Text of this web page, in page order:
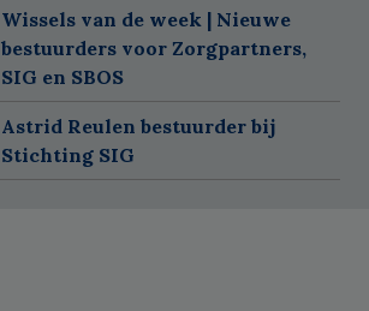
Wissels van de week | Nieuwe
bestuurders voor Zorgpartners,
SIG en SBOS
Astrid Reulen bestuurder bij
Stichting SIG